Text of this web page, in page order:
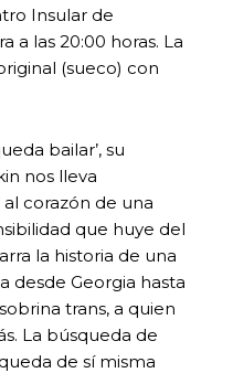
Insular de
a las 20:00 horas. La
(sueco) con
bailar’, su
nos lleva
al corazón de una
que huye del
la historia de una
desde Georgia hasta
trans, a quien
La búsqueda de
de sí misma